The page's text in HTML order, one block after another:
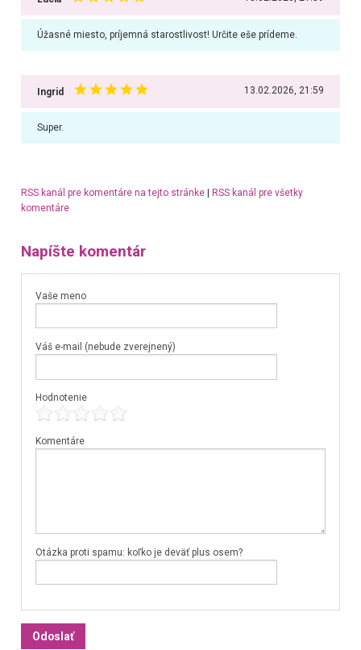
Úžasné miesto, príjemná starostlivost! Určite eše prídeme.
Ingrid 13.02.2026, 21:59
Super.
RSS kanál pre komentáre na tejto stránke| RSS kanál pre všetky
komentáre
Napíšte komentár
Vaše meno
Váš e-mail (nebude zverejnený)
Hodnotenie
Komentáre
Otázka proti spamu: koľko je deväť plus osem?